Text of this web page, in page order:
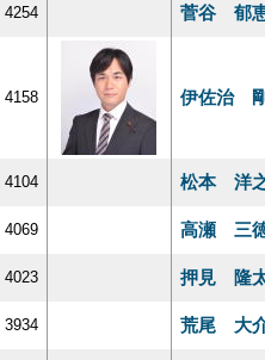
4254 菅谷 郁
4158 伊佐治
4104 松本 洋
4069 高瀬 三
4023 押見 隆
3934 荒尾 大